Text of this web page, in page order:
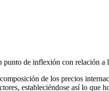
de inflexión con relación a
de los precios
estableciéndose así lo que